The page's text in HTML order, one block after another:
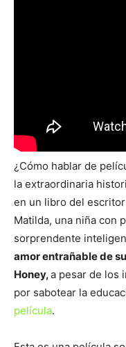
¿Cómo hablar de
la extraordinaria
en un libro del
Matilda, una niña con
sorprendente
amor entrañable de
Honey,a pesar de los
por sabotear la
película.